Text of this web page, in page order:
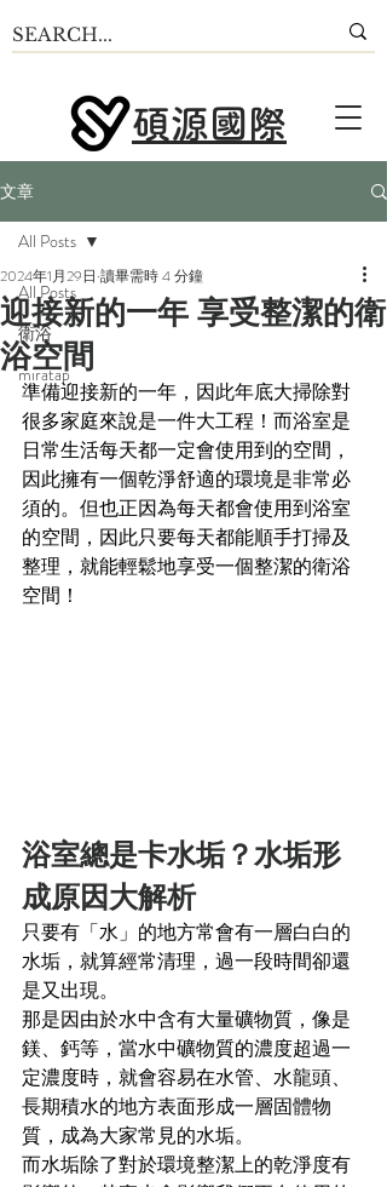
碩源國際
文章
All Posts
衛浴
miratap
All Posts
迎接新的一年 享受整潔的衛
浴空間
2024年1月29日 讀畢需時 4 分鐘
準備迎接新的一年，因此年底大掃除對
很多家庭來說是一件大工程！而浴室是
日常生活每天都一定會使用到的空間，
因此擁有一個乾淨舒適的環境是非常必
須的。但也正因為每天都會使用到浴室
的空間，因此只要每天都能順手打掃及
整理，就能輕鬆地享受一個整潔的衛浴
空間！
浴室總是卡水垢？水垢形
成原因大解析
只要有「水」的地方常會有一層白白的
水垢，就算經常清理，過一段時間卻還
是又出現。
那是因由於水中含有大量礦物質，像是
鎂、鈣等，當水中礦物質的濃度超過一
定濃度時，就會容易在水管、水龍頭、
長期積水的地方表面形成一層固體物
質，成為大家常見的水垢。
而水垢除了對於環境整潔上的乾淨度有